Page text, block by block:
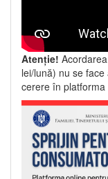
Atenție!
lei/lună) nu se
cerere în